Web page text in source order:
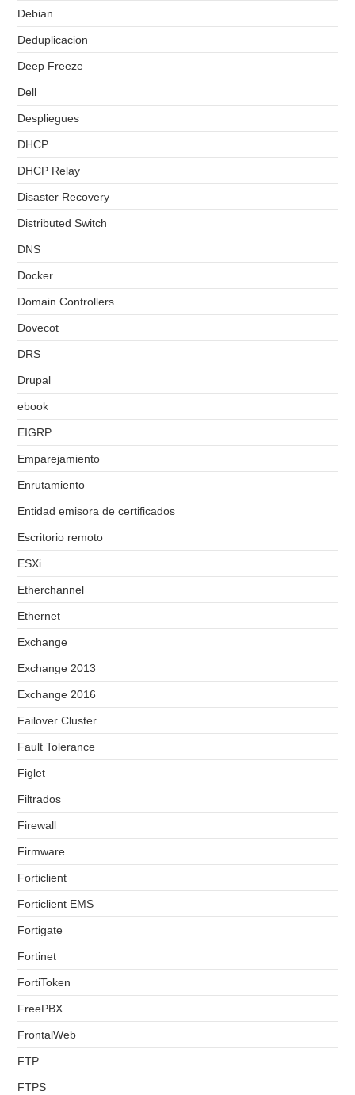
Debian
Deduplicacion
Deep Freeze
Dell
Despliegues
DHCP
DHCP Relay
Disaster Recovery
Distributed Switch
DNS
Docker
Domain Controllers
Dovecot
DRS
Drupal
ebook
EIGRP
Emparejamiento
Enrutamiento
Entidad emisora de certificados
Escritorio remoto
ESXi
Etherchannel
Ethernet
Exchange
Exchange 2013
Exchange 2016
Failover Cluster
Fault Tolerance
Figlet
Filtrados
Firewall
Firmware
Forticlient
Forticlient EMS
Fortigate
Fortinet
FortiToken
FreePBX
FrontalWeb
FTP
FTPS